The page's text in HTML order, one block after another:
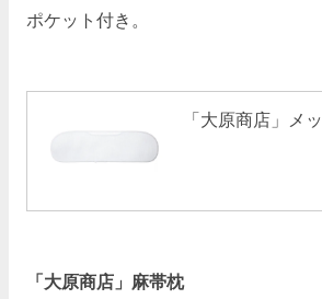
ポケット付き。
「大原商店」メ
「大原商店」麻帯枕